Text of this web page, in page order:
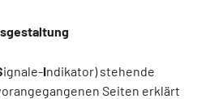
ignale-Indikator) stehende
Seiten erklärt